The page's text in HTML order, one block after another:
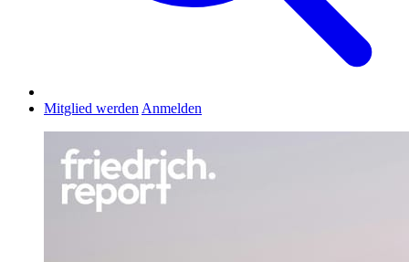
Mitglied werden Anmelden